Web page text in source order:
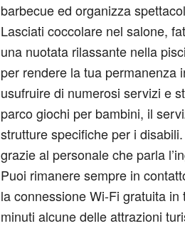
barbecue ed organizza
Lasciati coccolare nel salone,
una nuotata rilassante nella
per rendere la tua permanenza
usufruire di numerosi servizi e
parco giochi per bambini, il
strutture specifiche per i
grazie al personale che parla
Puoi rimanere sempre in
la connessione Wi-Fi gratuita
minuti alcune delle attrazioni